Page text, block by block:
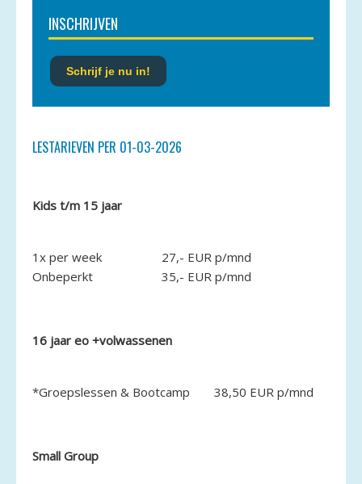
INSCHRIJVEN
Schrijf je nu in!
LESTARIEVEN PER 01-03-2026
Kids t/m 15 jaar
1x per week
27,- EUR p/mnd
Onbeperkt
35,- EUR p/mnd
16 jaar eo +volwassenen
*Groepslessen & Bootcamp 38,50 EUR p/mnd
Small Group